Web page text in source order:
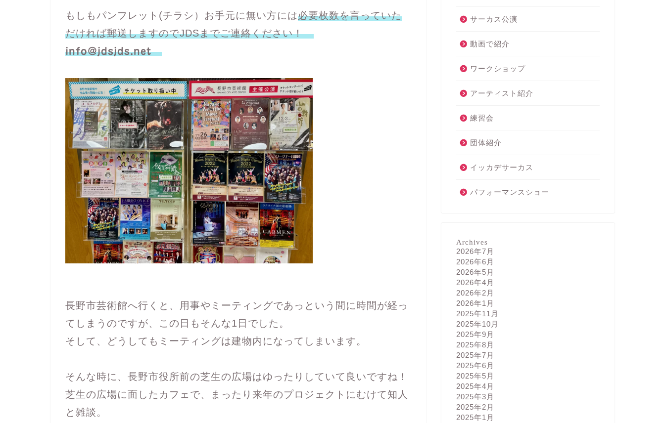
もしもパンフレット(チラシ）お手元に無い方には必要枚数を言っていた
だければ郵送しますのでJDSまでご連絡ください！
info@jdsjds.net
長野市芸術館へ行くと、用事やミーティングであっという間に時間が経っ
てしまうのですが、この日もそんな1日でした。
そして、どうしてもミーティングは建物内になってしまいます。
そんな時に、長野市役所前の芝生の広場はゆったりしていて良いですね！
芝生の広場に面したカフェで、まったり来年のプロジェクトにむけて知人
と雑談。
サーカス公演
動画で紹介
ワークショップ
アーティスト紹介
練習会
団体紹介
イッカデサーカス
パフォーマンスショー
Archives
2026年7月
2026年6月
2026年5月
2026年4月
2026年2月
2026年1月
2025年11月
2025年10月
2025年9月
2025年8月
2025年7月
2025年6月
2025年5月
2025年4月
2025年3月
2025年2月
2025年1月